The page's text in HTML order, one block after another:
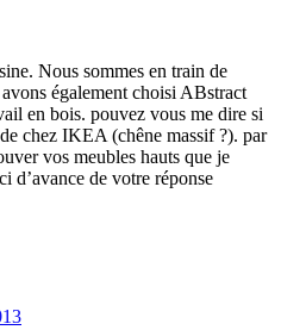
Nous sommes en train de
également choisi ABstract
en bois. pouvez vous me dire si
chez IKEA (chêne massif ?). par
vos meubles hauts que je
d’avance de votre réponse